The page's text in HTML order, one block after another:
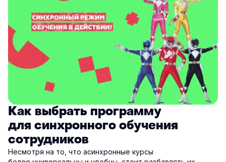
Как выбрать программу
для синхронного обучения
сотрудников
Несмотря на то, что асинхронные курсы